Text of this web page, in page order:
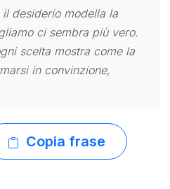
desiderio modella la
ci sembra più vero.
scelta mostra come la
in convinzione,
Copia frase